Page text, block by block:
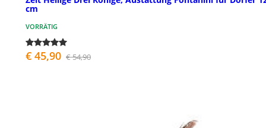
cm
VORRÄTIG
€ 45,90 € 54,90